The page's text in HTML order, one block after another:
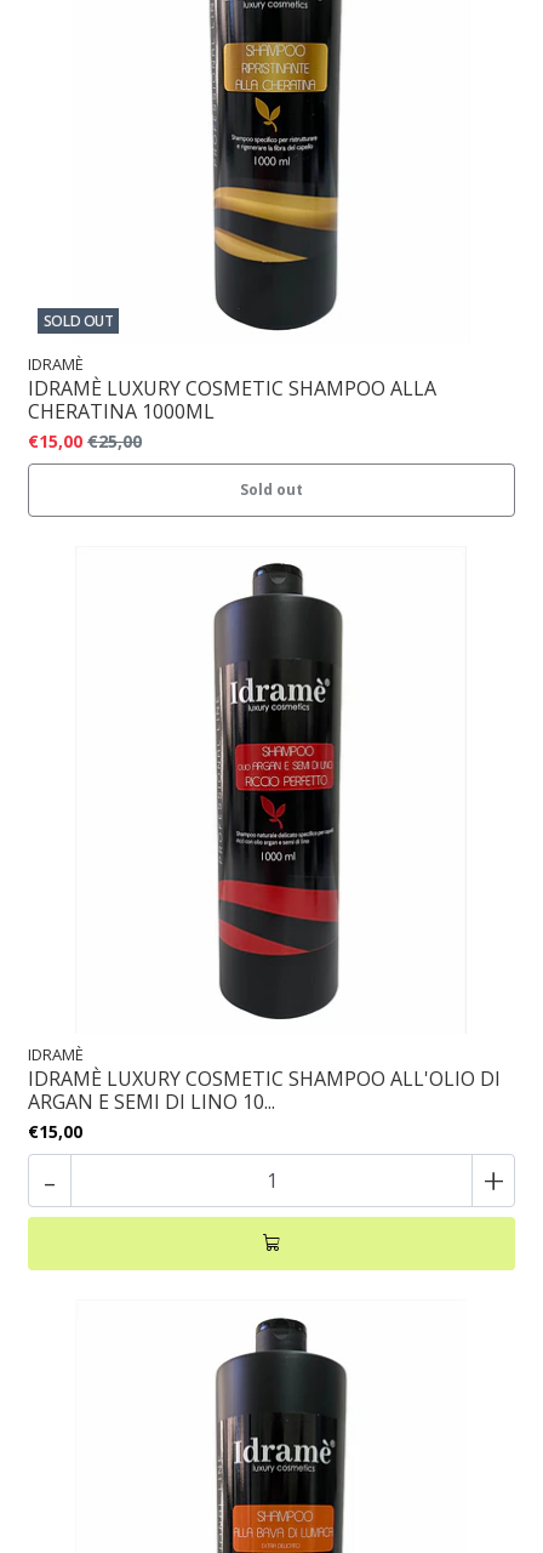
SOLD OUT
IDRAMÈ
IDRAMÈ LUXURY COSMETIC SHAMPOO ALLA
CHERATINA 1000ML
€15,00 €25,00
Sold out
IDRAMÈ
IDRAMÈ LUXURY COSMETIC SHAMPOO ALL'OLIO DI
ARGAN E SEMI DI LINO 10...
€15,00
- +